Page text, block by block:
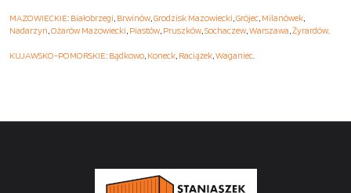
MAZOWIECKIE: Białobrzegi, Brwinów,Grodzisk Mazowiecki,Grójec, Milanówek,
Nadarzyn,Ożarów Mazowiecki, Piastów, Pruszków,Sochaczew,Warszawa,Żyrardów.
KUJAWSKO-POMORSKIE: Bądkowo, Koneck, Raciążek,Waganiec.